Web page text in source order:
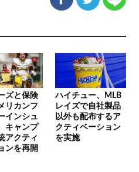
ズと保険
リカンフ
インシュ
キャンプ
アクティ
ンを再開
ハイチュー、MLB
レイズで自社製品
以外も配布するア
クティベーション
を実施